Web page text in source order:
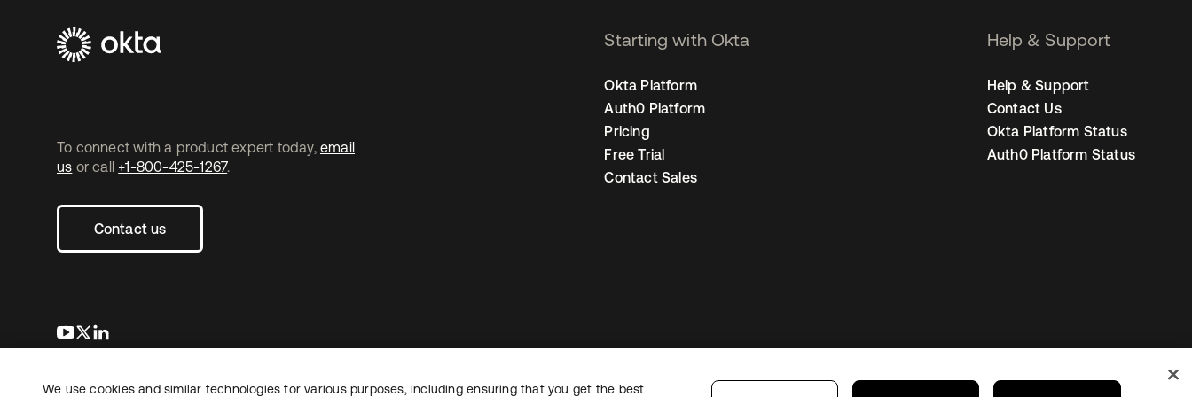
To connect with a product expert today, email
us or call +1-800-425-1267.
Contact us
se abre en una pestaña nueva
se abre en una pestaña nueva
Starting with Okta
Okta Platform
Auth0 Platform
Pricing
Free Trial
Contact Sales
Help & Support
Help & Support
Contact Us
Okta Platform Status
Auth0 Platform Status
We use cookies and similar technologies for various purposes, including ensuring that you get the best